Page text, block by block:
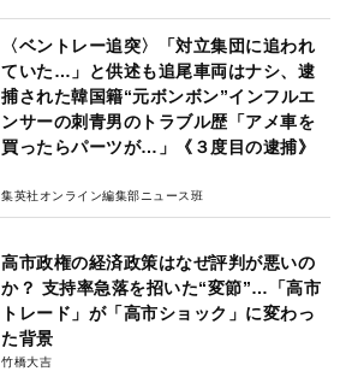
〈ベントレー追突〉「対立集団に追われ
ていた…」と供述も追尾車両はナシ、逮
捕された韓国籍“元ボンボン”インフルエ
ンサーの刺青男のトラブル歴「アメ車を
買ったらパーツが…」《３度目の逮捕》
集英社オンライン編集部ニュース班
高市政権の経済政策はなぜ評判が悪いの
か？ 支持率急落を招いた“変節”…「高市
トレード」が「高市ショック」に変わっ
た背景
竹橋大吉